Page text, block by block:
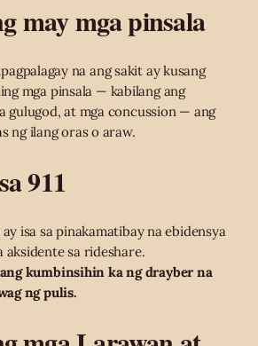
may mga pinsala
na ang sakit ay kusang
mga pinsala — kabilang ang
gulugod, at mga concussion — ang
ng ilang oras o araw.
911
isa sa pinakamatibay na ebidensya
aksidente sa rideshare.
kumbinsihin ka ng drayber na
ng pulis.